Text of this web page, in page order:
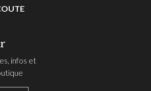
infos et